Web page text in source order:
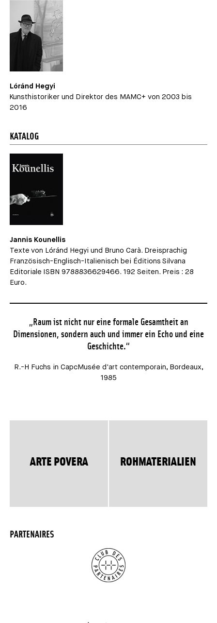
Lóránd Hegyi
Kunsthistoriker und Direktor des MAMC+ von 2003 bis
2016
KATALOG
Jannis Kounellis
Texte von Lóránd Hegyi und Bruno Carà. Dreisprachig
Französisch-Englisch-Italienisch bei Éditions Silvana
Editoriale ISBN 9788836629466. 192 Seiten. Preis : 28
Euro.
„Raum ist nicht nur eine formale Gesamtheit an
Dimensionen, sondern auch und immer ein Echo und eine
Geschichte.“
R.-H Fuchs in CapcMusée d'art contemporain, Bordeaux,
1985
ARTE POVERA ROHMATERIALIEN
PARTENAIRES